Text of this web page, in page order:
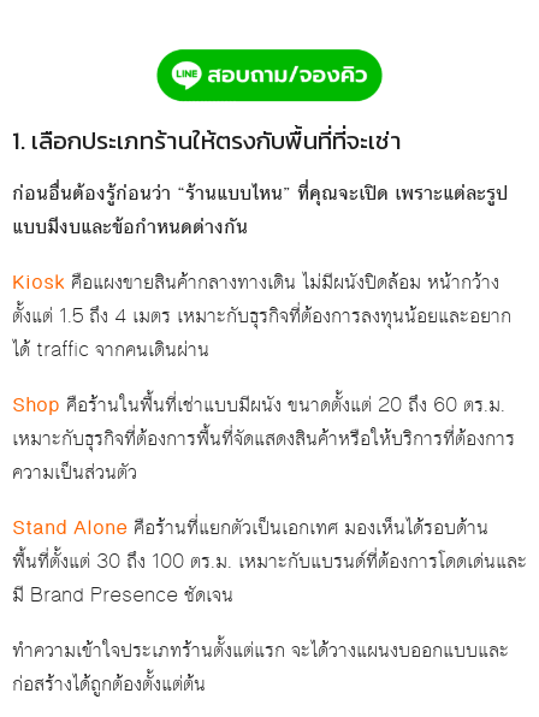
1. เลือกประเภทร้านให้ตรงกับพื้นที่ที่จะเช่า
ก่อนอื่นต้องรู้ก่อนว่า “ร้านแบบไหน” ที่คุณจะเปิด เพราะแต่ละรูป
แบบมีงบและข้อกำหนดต่างกัน
Kiosk คือแผงขายสินค้ากลางทางเดิน ไม่มีผนังปิดล้อม หน้ากว้าง
ตั้งแต่ 1.5 ถึง 4 เมตร เหมาะกับธุรกิจที่ต้องการลงทุนน้อยและอยาก
ได้ traffic จากคนเดินผ่าน
Shop คือร้านในพื้นที่เช่าแบบมีผนัง ขนาดตั้งแต่ 20 ถึง 60 ตร.ม.
เหมาะกับธุรกิจที่ต้องการพื้นที่จัดแสดงสินค้าหรือให้บริการที่ต้องการ
ความเป็นส่วนตัว
Stand Alone คือร้านที่แยกตัวเป็นเอกเทศ มองเห็นได้รอบด้าน
พื้นที่ตั้งแต่ 30 ถึง 100 ตร.ม. เหมาะกับแบรนด์ที่ต้องการโดดเด่นและ
มี Brand Presence ชัดเจน
ทำความเข้าใจประเภทร้านตั้งแต่แรก จะได้วางแผนงบออกแบบและ
ก่อสร้างได้ถูกต้องตั้งแต่ต้น